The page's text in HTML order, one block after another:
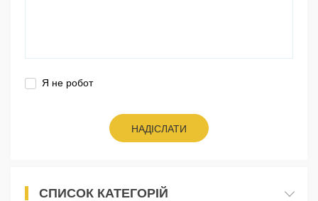
Я не робот
НАДІСЛАТИ
СПИСОК КАТЕГОРІЙ